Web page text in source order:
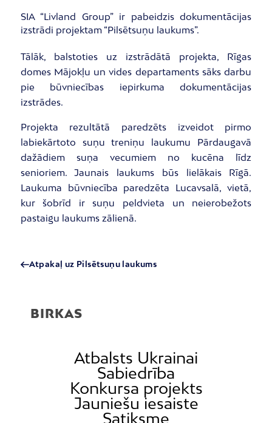
SIA “Livland Group” ir pabeidzis dokumentācijas
izstrādi projektam “Pilsētsuņu laukums”.
Tālāk, balstoties uz izstrādātā projekta, Rīgas
domes Mājokļu un vides departaments sāks darbu
pie būvniecības iepirkuma dokumentācijas
izstrādes.
Projekta rezultātā paredzēts izveidot pirmo
labiekārtoto suņu treniņu laukumu Pārdaugavā
dažādiem suņa vecumiem no kucēna līdz
senioriem. Jaunais laukums būs lielākais Rīgā.
Laukuma būvniecība paredzēta Lucavsalā, vietā,
kur šobrīd ir suņu peldvieta un neierobežots
pastaigu laukums zālienā.
Atpakaļ uz Pilsētsuņu laukums
BIRKAS
Atbalsts Ukrainai
Sabiedrība
Konkursa projekts
Jauniešu iesaiste
Satiksme